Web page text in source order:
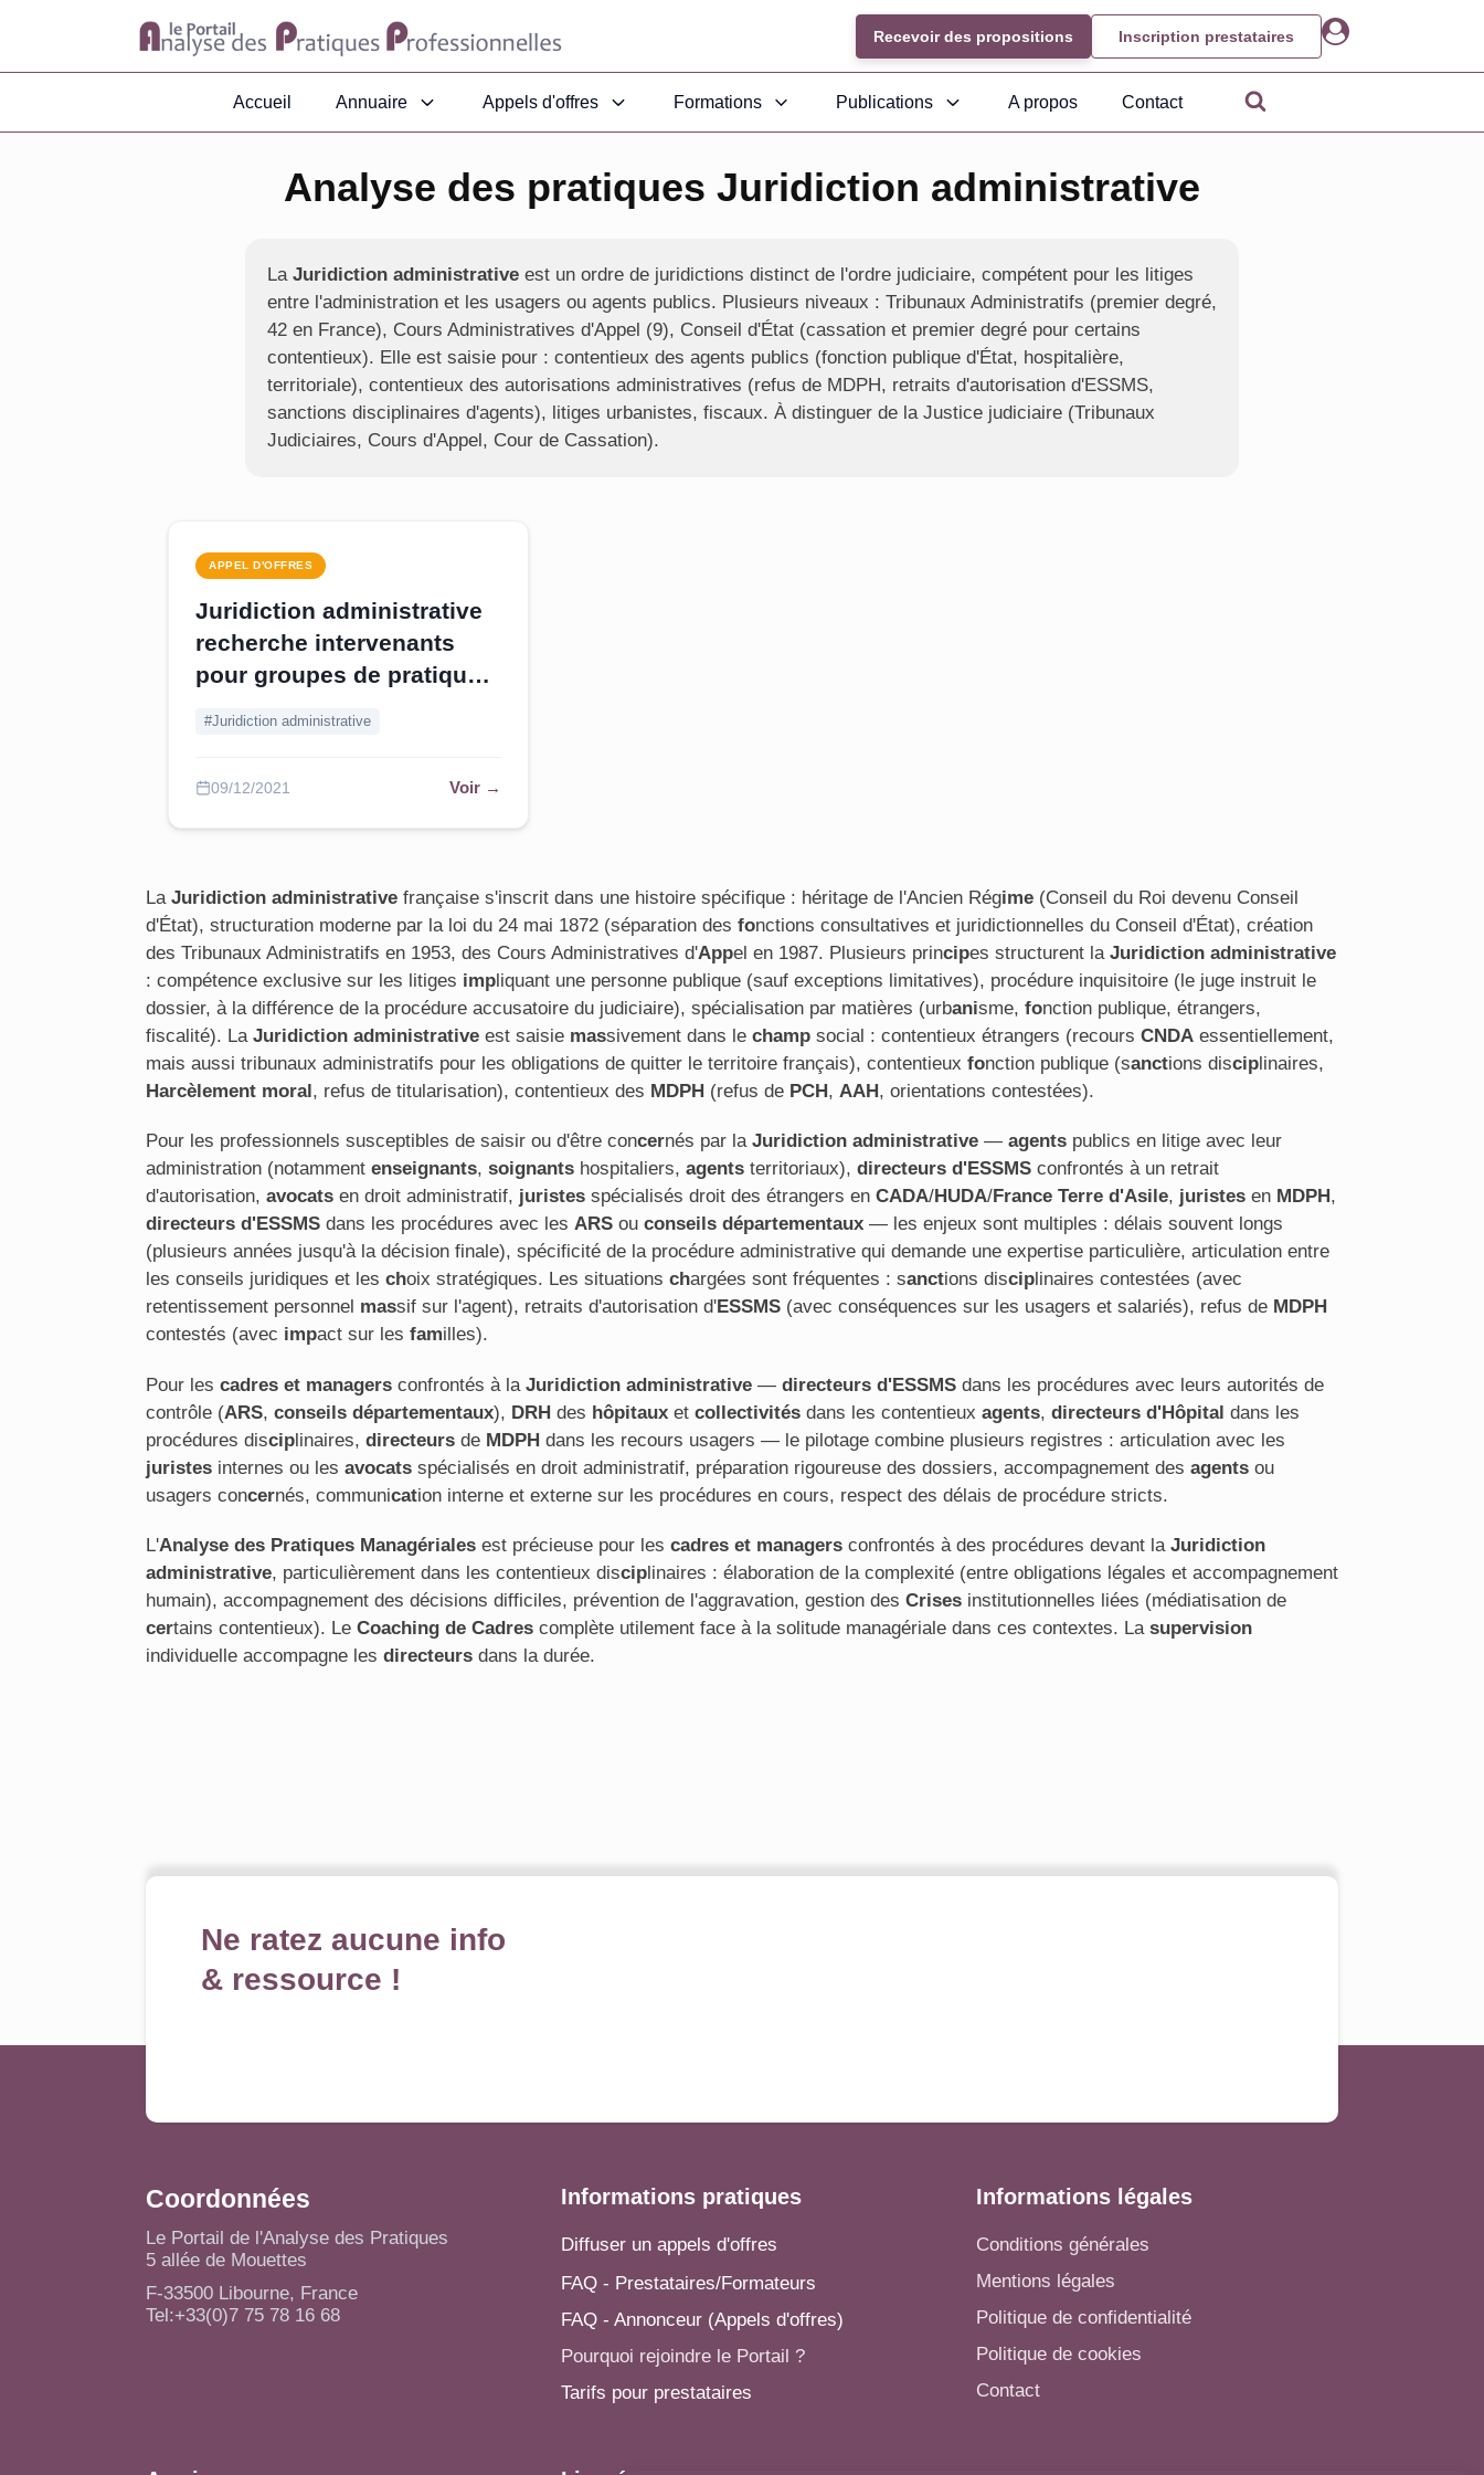
Recevoir des propositions Inscription prestataires
Accueil Annuaire Appels d'offres Formations Publications A propos Contact
Analyse des pratiques Juridiction administrative
La Juridiction administrative est un ordre de juridictions distinct de l'ordre judiciaire, compétent pour les litiges
entre l'administration et les usagers ou agents publics. Plusieurs niveaux : Tribunaux Administratifs (premier degré,
42 en France), Cours Administratives d'Appel (9), Conseil d'État (cassation et premier degré pour certains
contentieux). Elle est saisie pour : contentieux des agents publics (fonction publique d'État, hospitalière,
territoriale), contentieux des autorisations administratives (refus de MDPH, retraits d'autorisation d'ESSMS,
sanctions disciplinaires d'agents), litiges urbanistes, fiscaux. À distinguer de la Justice judiciaire (Tribunaux
Judiciaires, Cours d'Appel, Cour de Cassation).
APPEL D'OFFRES
Juridiction administrative
recherche intervenants
pour groupes de pratiques
#Juridiction administrative
09/12/2021 Voir →
La Juridiction administrative française s'inscrit dans une histoire spécifique : héritage de l'Ancien Régime (Conseil du Roi devenu Conseil
d'État), structuration moderne par la loi du 24 mai 1872 (séparation des fonctions consultatives et juridictionnelles du Conseil d'État), création
des Tribunaux Administratifs en 1953, des Cours Administratives d'Appel en 1987. Plusieurs principes structurent la Juridiction administrative
: compétence exclusive sur les litiges impliquant une personne publique (sauf exceptions limitatives), procédure inquisitoire (le juge instruit le
dossier, à la différence de la procédure accusatoire du judiciaire), spécialisation par matières (urbanisme, fonction publique, étrangers,
fiscalité). La Juridiction administrative est saisie massivement dans le champ social : contentieux étrangers (recours CNDA essentiellement,
mais aussi tribunaux administratifs pour les obligations de quitter le territoire français), contentieux fonction publique (sanctions disciplinaires,
Harcèlement moral, refus de titularisation), contentieux des MDPH (refus de PCH, AAH, orientations contestées).
Pour les professionnels susceptibles de saisir ou d'être concernés par la Juridiction administrative — agents publics en litige avec leur
administration (notamment enseignants, soignants hospitaliers, agents territoriaux), directeurs d'ESSMS confrontés à un retrait
d'autorisation, avocats en droit administratif, juristes spécialisés droit des étrangers en CADA/HUDA/France Terre d'Asile, juristes en MDPH ,
directeurs d'ESSMS dans les procédures avec les ARS ou conseils départementaux — les enjeux sont multiples : délais souvent longs
(plusieurs années jusqu'à la décision finale), spécificité de la procédure administrative qui demande une expertise particulière, articulation entre
les conseils juridiques et les choix stratégiques. Les situations chargées sont fréquentes : sanctions discip linaires contestées (avec
retentissement personnel massif sur l'agent), retraits d'autorisation d'ESSMS (avec conséquences sur les usagers et salariés), refus de MDPH
contestés (avec impact sur les familles).
Pour les cadres et managers confrontés à la Juridiction administrative — directeurs d'ESSMS dans les procédures avec leurs autorités de
contrôle (ARS, conseils départementaux), DRH des hôpitaux et collectivités dans les contentieux agents, directeurs d'Hôpital dans les
procédures disciplinaires, directeurs de MDPH dans les recours usagers — le pilotage combine plusieurs registres : articulation avec les
juristes internes ou les avocats spécialisés en droit administratif, préparation rigoureuse des dossiers, accompagnement des agents ou
usagers concernés, communication interne et externe sur les procédures en cours, respect des délais de procédure stricts.
L'Analyse des Pratiques Managériales est précieuse pour les cadres et managers confrontés à des procédures devant la Juridiction
administrative, particulièrement dans les contentieux discip linaires : élaboration de la complexité (entre obligations légales et accompagnement
humain), accompagnement des décisions difficiles, prévention de l'aggravation, gestion des Crises institutionnelles liées (médiatisation de
certains contentieux). Le Coaching de Cadres complète utilement face à la solitude managériale dans ces contextes. La supervision
individuelle accompagne les directeurs dans la durée.
Ne ratez aucune info
& ressource !
Coordonnées
Le Portail de l'Analyse des Pratiques
5 allée de Mouettes
F-33500 Libourne, France
Tel:+33(0)7 75 78 16 68
Informations pratiques
Diffuser un appels d'offres
FAQ - Prestataires/Formateurs
FAQ - Annonceur (Appels d'offres)
Pourquoi rejoindre le Portail ?
Tarifs pour prestataires
Informations légales
Conditions générales
Mentions légales
Politique de confidentialité
Politique de cookies
Contact